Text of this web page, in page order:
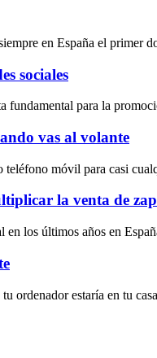
en España el primer
sociales
fundamental para la
vas al volante
móvil para casi
la venta de
los últimos años en
ordenador estaría en tu